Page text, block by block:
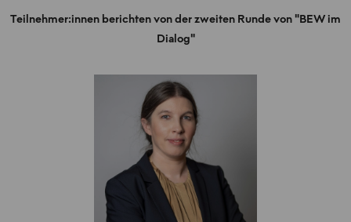
Teilnehmer:innen berichten von der zweiten Runde von "BEW im
Dialog"